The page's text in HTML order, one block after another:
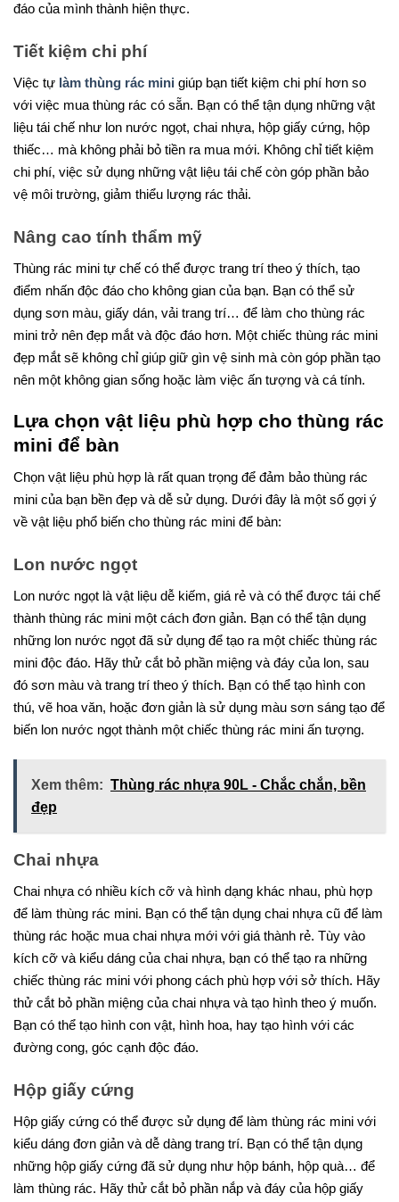
đáo của mình thành hiện thực.
Tiết kiệm chi phí
Việc tự làm thùng rác mini giúp bạn tiết kiệm chi phí hơn so
với việc mua thùng rác có sẵn. Bạn có thể tận dụng những vật
liệu tái chế như lon nước ngọt, chai nhựa, hộp giấy cứng, hộp
thiếc… mà không phải bỏ tiền ra mua mới. Không chỉ tiết kiệm
chi phí, việc sử dụng những vật liệu tái chế còn góp phần bảo
vệ môi trường, giảm thiểu lượng rác thải.
Nâng cao tính thẩm mỹ
Thùng rác mini tự chế có thể được trang trí theo ý thích, tạo
điểm nhấn độc đáo cho không gian của bạn. Bạn có thể sử
dụng sơn màu, giấy dán, vải trang trí… để làm cho thùng rác
mini trở nên đẹp mắt và độc đáo hơn. Một chiếc thùng rác mini
đẹp mắt sẽ không chỉ giúp giữ gìn vệ sinh mà còn góp phần tạo
nên một không gian sống hoặc làm việc ấn tượng và cá tính.
Lựa chọn vật liệu phù hợp cho thùng rác
mini để bàn
Chọn vật liệu phù hợp là rất quan trọng để đảm bảo thùng rác
mini của bạn bền đẹp và dễ sử dụng. Dưới đây là một số gợi ý
về vật liệu phổ biến cho thùng rác mini để bàn:
Lon nước ngọt
Lon nước ngọt là vật liệu dễ kiếm, giá rẻ và có thể được tái chế
thành thùng rác mini một cách đơn giản. Bạn có thể tận dụng
những lon nước ngọt đã sử dụng để tạo ra một chiếc thùng rác
mini độc đáo. Hãy thử cắt bỏ phần miệng và đáy của lon, sau
đó sơn màu và trang trí theo ý thích. Bạn có thể tạo hình con
thú, vẽ hoa văn, hoặc đơn giản là sử dụng màu sơn sáng tạo để
biến lon nước ngọt thành một chiếc thùng rác mini ấn tượng.
Xem thêm: Thùng rác nhựa 90L - Chắc chắn, bền
đẹp
Chai nhựa
Chai nhựa có nhiều kích cỡ và hình dạng khác nhau, phù hợp
để làm thùng rác mini. Bạn có thể tận dụng chai nhựa cũ để làm
thùng rác hoặc mua chai nhựa mới với giá thành rẻ. Tùy vào
kích cỡ và kiểu dáng của chai nhựa, bạn có thể tạo ra những
chiếc thùng rác mini với phong cách phù hợp với sở thích. Hãy
thử cắt bỏ phần miệng của chai nhựa và tạo hình theo ý muốn.
Bạn có thể tạo hình con vật, hình hoa, hay tạo hình với các
đường cong, góc cạnh độc đáo.
Hộp giấy cứng
Hộp giấy cứng có thể được sử dụng để làm thùng rác mini với
kiểu dáng đơn giản và dễ dàng trang trí. Bạn có thể tận dụng
những hộp giấy cứng đã sử dụng như hộp bánh, hộp quà… để
làm thùng rác. Hãy thử cắt bỏ phần nắp và đáy của hộp giấy